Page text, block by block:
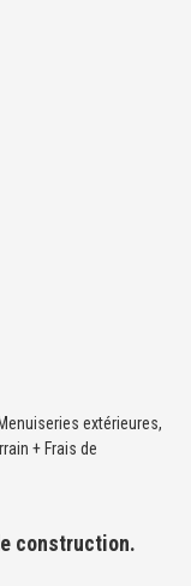
extérieures,
+ Frais de
construction.